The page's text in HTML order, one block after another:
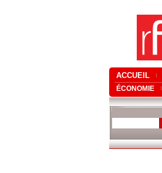
ACCUEIL
ÉCONOMIE